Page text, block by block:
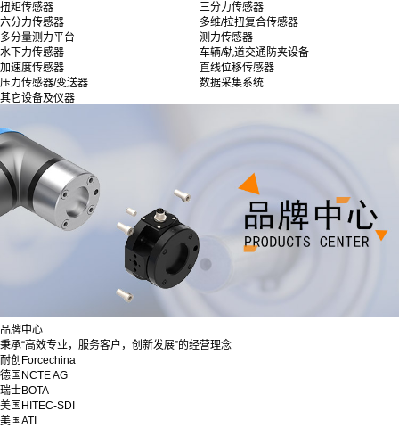
扭矩传感器
三分力传感器
六分力传感器
多维/拉扭复合传感器
多分量测力平台
测力传感器
水下力传感器
车辆/轨道交通防夹设备
加速度传感器
直线位移传感器
压力传感器/变送器
数据采集系统
其它设备及仪器
品牌中心
秉承“高效专业，服务客户，创新发展”的经营理念
耐创Forcechina
德国NCTE AG
瑞士BOTA
美国HITEC-SDI
美国ATI